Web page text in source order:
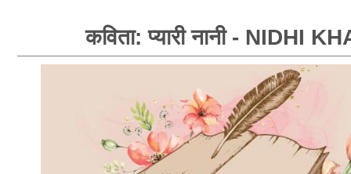
कविता: प्यारी नानी - NIDHI